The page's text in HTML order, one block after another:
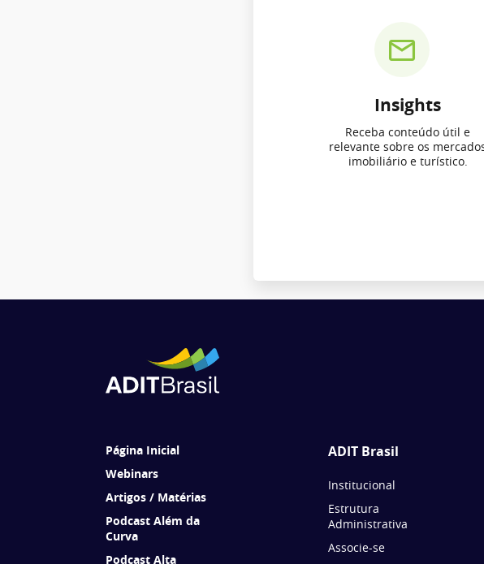
Insights
Receba conteúdo útil e
relevante sobre os
imobiliário e turístico.
Página Inicial
Webinars
Artigos / Matérias
Podcast Além da
Curva
Podcast Alta
ADIT Brasil
Institucional
Estrutura
Administrativa
Associe-se